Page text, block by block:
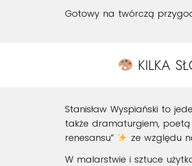
Gotowy na twórczą
KILKA
Stanisław Wyspiański to
także dramaturgiem, poetą i
renesansu”
ze względu
W malarstwie i sztuce